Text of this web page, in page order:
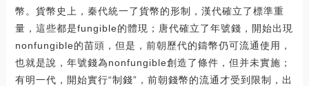
幣。貨幣史上，秦代統一了貨幣的形制，漢代確立了標準重
量，這些都是fungible的體現；唐代確立了年號錢，開始出現
nonfungible的苗頭，但是，前朝歷代的鑄幣仍可流通使用，
也就是說，年號錢為nonfungible創造了條件，但并未實施；
有明一代，開始實行“制錢”，前朝錢幣的流通才受到限制，出